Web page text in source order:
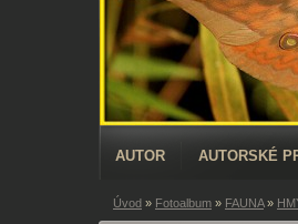
AUTOR AUTORSKÉ
Úvod » Fotoalbum » FAUNA»